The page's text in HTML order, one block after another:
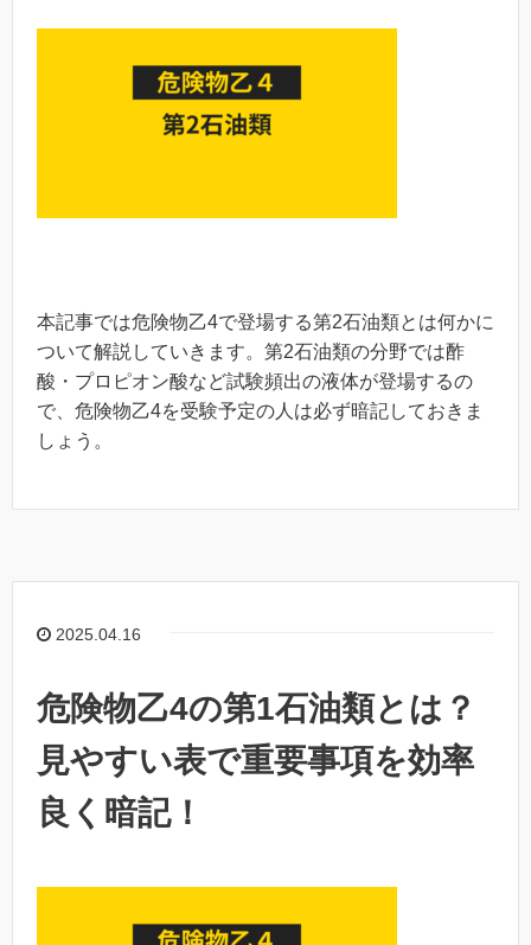
本記事では危険物乙4で登場する第2石油類とは何かに
ついて解説していきます。第2石油類の分野では酢
酸・プロピオン酸など試験頻出の液体が登場するの
で、危険物乙4を受験予定の人は必ず暗記しておきま
しょう。
2025.04.16
危険物乙4の第1石油類とは？
見やすい表で重要事項を効率
良く暗記！